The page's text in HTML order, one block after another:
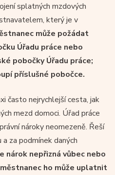
splatných mzdových
který je v
může požádat
Úřadu práce nebo
pobočky Úřadu práce;
příslušné pobočce.
často nejrychlejší cesta, jak
mezd domoci. Úřad práce
nároky neomezeně. Řeší
za podmínek daných
nárok nepřizná vůbec nebo
ho může uplatnit